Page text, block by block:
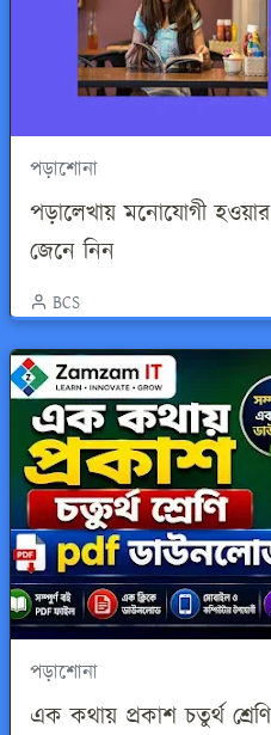
পড়াশোনা
পড়ালেখায় মনোযোগী
জেনে নিন
BCS
পড়াশোনা
এক কথায় প্রকাশ চতুর্থ